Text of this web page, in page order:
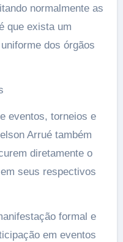
normalmente as
que exista um
dos órgãos
eventos, torneios e
Arrué também
diretamente o
seus respectivos
formal e
em eventos